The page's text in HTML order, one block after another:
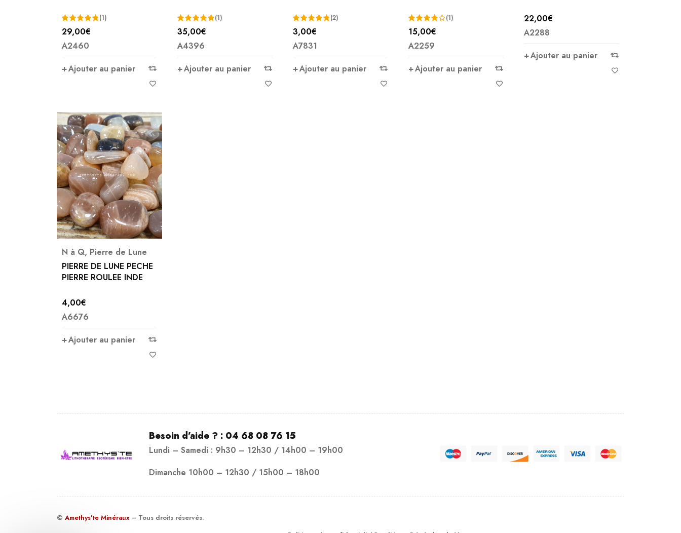
Note5.00
sur 5
(1)
29,00€
A2460
Ajouter au panier
Note5.00
sur 5
(1)
35,00€
A4396
Ajouter au panier
Note5.00
sur 5
(2)
3,00€
A7831
Ajouter au panier
Note
4.00
(1)
15,00€
A2259
Ajouter au panier
22,00€
A2288
Ajouter au panier
N à Q, Pierre de Lune
PIERRE DE LUNE PECHE
PIERRE ROULEE INDE
4,00€
A6676
Ajouter au panier
Besoin d’aide ? : 04 68 08 76 15
Lundi – Samedi : 9h30 – 12h30 / 14h00 – 19h00
Dimanche 10h00 – 12h30 / 15h00 – 18h00
© Amethys’te Minéraux – Tous droits réservés.